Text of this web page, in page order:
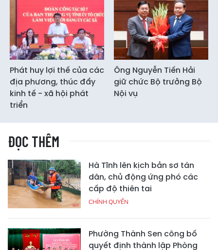
Phát huy lợi thế của các
địa phương, thúc đẩy
kinh tế - xã hội phát
triển
Ông Nguyễn Tiến Hải
giữ chức Bộ trưởng Bộ
Nội vụ
ĐỌC THÊM
Hà Tĩnh lên kịch bản sơ tán
dân, chủ động ứng phó các
cấp độ thiên tai
CHÍNH QUYỀN
Phường Thành Sen công bố
quyết định thành lập Phòng